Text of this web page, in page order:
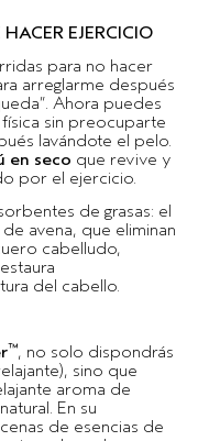
EJERCICIO
para no hacer
arreglarme después
Ahora puedes
sin preocuparte
lavándote el pelo.
en seco que revive y
por el ejercicio.
de grasas: el
avena, que eliminan
cabelludo,
del cabello.
™, no solo dispondrás
sino que
aroma de
En su
de esencias de